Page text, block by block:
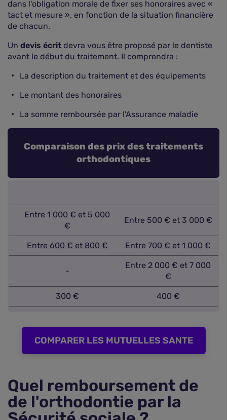
dans l'obligation morale de fixer ses honoraires avec «
tact et mesure », en fonction de la situation financière
de chacun.
Un devis écrit devra vous être proposé par le dentiste
avant le début du traitement. Il comprendra :
La description du traitement et des équipements
Le montant des honoraires
La somme remboursée par l'Assurance maladie
Comparaison des prix des traitements
orthodontiques
Entre 1 000 € et 5 000
€
Entre 500 € et 3 000 €
Entre 600 € et 800 € Entre 700 € et 1 000 €
-
Entre 2 000 € et 7 000
€
300 € 400 €
COMPARER LES MUTUELLES SANTE
Quel remboursement de
de l'orthodontie par la